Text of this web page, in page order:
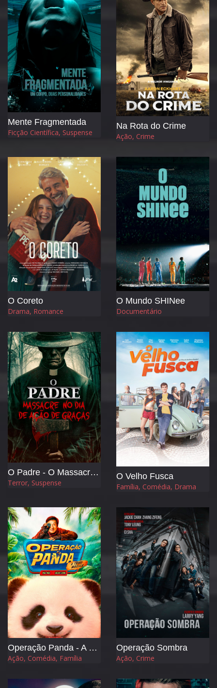
Mente Fragmentada
Ficção Científica, Suspense
Na Rota do Crime
Ação, Crime
O Coreto
Drama, Romance
O Mundo SHINee
Documentário
O Padre - O Massacre no Dia de Ação de Graças
Terror, Suspense
O Velho Fusca
Família, Comédia, Drama
Operação Panda - A Tribo Mágica
Ação, Comédia, Família
Operação Sombra
Ação, Crime